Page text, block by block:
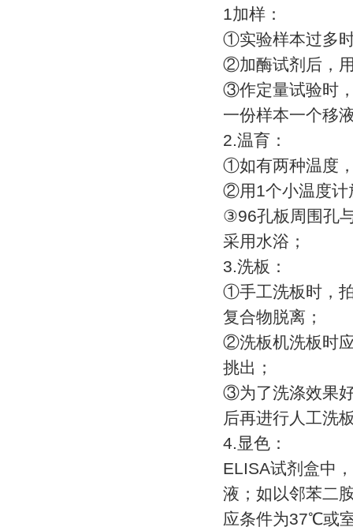
1加样：
①实验样本过多
②加酶试剂后，
③作定量试验时
一份样本一个移
2.温育：
①如有两种温度
②用1个小温度
③96孔板周围孔
采用水浴；
3.洗板：
①手工洗板时，
复合物脱离；
②洗板机洗板时
挑出；
③为了洗涤效果
后再进行人工洗
4.显色：
ELISA试剂盒中
液；如以邻苯二
应条件为37℃或